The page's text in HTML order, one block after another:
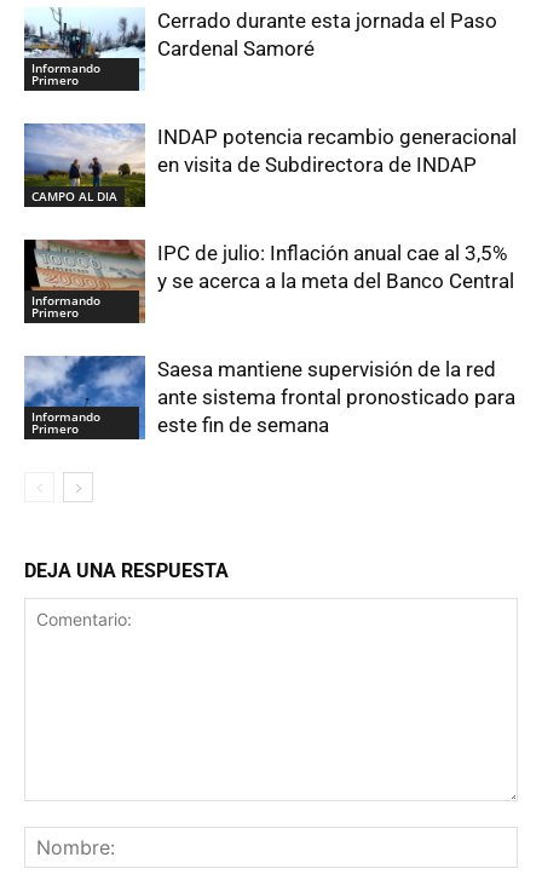
Informando
Primero
Cerrado durante esta jornada el Paso
Cardenal Samoré
CAMPO AL DIA
INDAP potencia recambio generacional
en visita de Subdirectora de INDAP
Informando
Primero
IPC de julio: Inflación anual cae al 3,5%
y se acerca a la meta del Banco Central
Informando
Primero
Saesa mantiene supervisión de la red
ante sistema frontal pronosticado para
este fin de semana
DEJA UNA RESPUESTA